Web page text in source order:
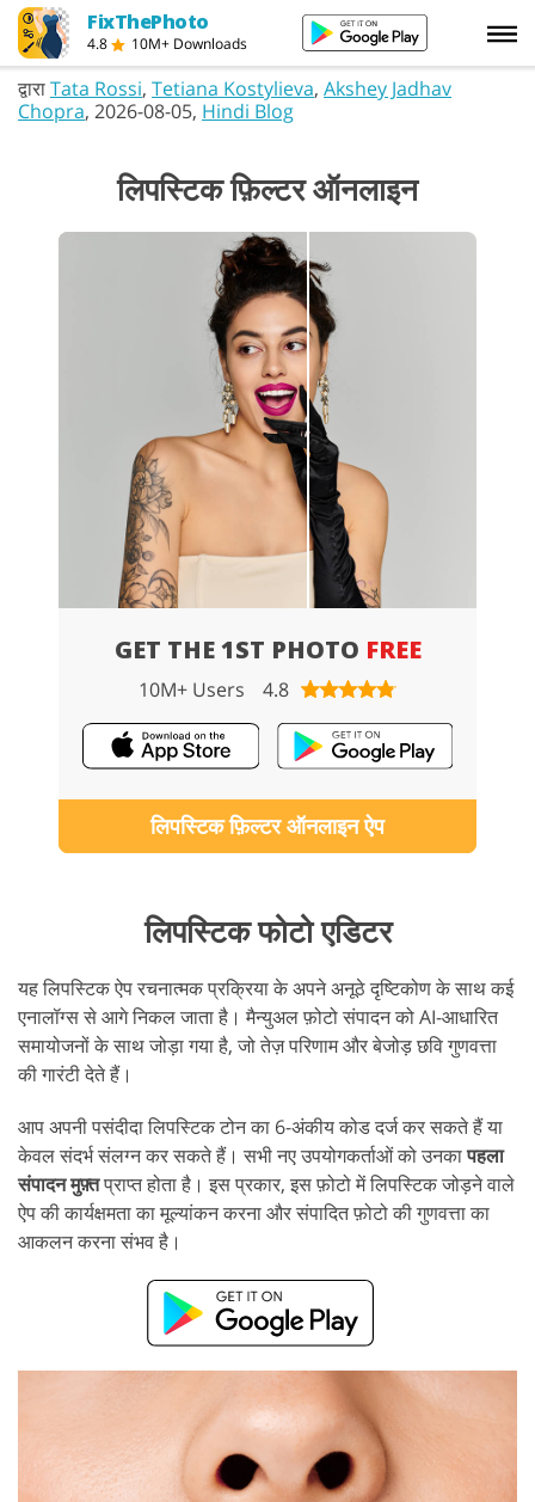
FixThePhoto
4.8 10M+ Downloads
द्वाराTata Rossi, Tetiana Kostylieva, Akshey Jadhav
Chopra, 2026-08-05, Hindi Blog
लिपस्टिक फ़िल्टर ऑनलाइन
लिपस्टिक फ़िल्टर ऑनलाइन ऐप
GET THE 1ST PHOTO FREE
10M+ Users 4.8
लिपस्टिक फोटो एडिटर
यह लिपस्टिक ऐप रचनात्मक प्रक्रिया के अपने अनूठे दृष्टिकोण के साथ कई
एनालॉग्स से आगे निकल जाता है। मैन्युअल फ़ोटो संपादन को AI-आधारित
समायोजनों के साथ जोड़ा गया है, जो तेज़ परिणाम और बेजोड़ छवि गुणवत्ता
की गारंटी देते हैं।
आप अपनी पसंदीदा लिपस्टिक टोन का 6-अंकीय कोड दर्ज कर सकते हैं या
केवल संदर्भ संलग्न कर सकते हैं। सभी नए उपयोगकर्ताओं को उनकापहला
संपादन मुफ़्तप्राप्त होता है। इस प्रकार, इस फ़ोटो में लिपस्टिक जोड़ने वाले
ऐप की कार्यक्षमता का मूल्यांकन करना और संपादित फ़ोटो की गुणवत्ता का
आकलन करना संभव है।